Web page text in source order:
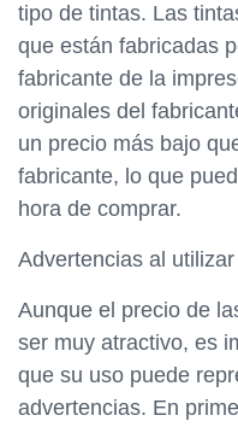
tipo de tintas. Las
que están fabricadas
fabricante de la
originales del
un precio más bajo
fabricante, lo que
hora de comprar.
Advertencias al
Aunque el precio de
ser muy atractivo, es
que su uso puede
advertencias. En